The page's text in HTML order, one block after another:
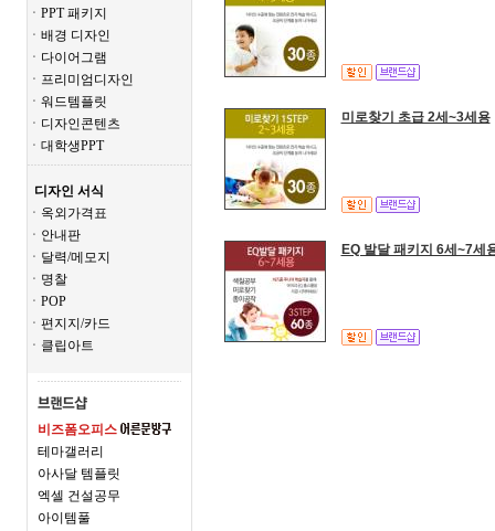
ㆍPPT 패키지
ㆍ배경 디자인
ㆍ다이어그램
ㆍ프리미엄디자인
ㆍ워드템플릿
ㆍ디자인콘텐츠
ㆍ대학생PPT
디자인 서식
ㆍ옥외가격표
ㆍ안내판
ㆍ달력/메모지
ㆍ명찰
ㆍPOP
ㆍ편지지/카드
ㆍ클립아트
비즈폼오피스
테마갤러리
아사달 템플릿
엑셀 건설공무
아이템풀
미로찾기 초급 2세~3세용
EQ 발달 패키지 6세~7세